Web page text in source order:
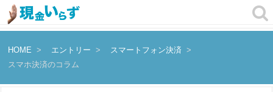
HOME エントリー
スマートフォン決済
スマホ決済のコラム